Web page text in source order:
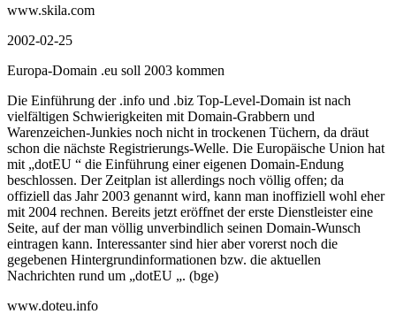
www.skila.com
2002-02-25
Europa-Domain .eu soll 2003 kommen
Die Einführung der .info und .biz Top-Level-Domain ist nach
vielfältigen Schwierigkeiten mit Domain-Grabbern und
Warenzeichen-Junkies noch nicht in trockenen Tüchern, da dräut
schon die nächste Registrierungs-Welle. Die Europäische Union hat
mit „dotEU “ die Einführung einer eigenen Domain-Endung
beschlossen. Der Zeitplan ist allerdings noch völlig offen; da
offiziell das Jahr 2003 genannt wird, kann man inoffiziell wohl eher
mit 2004 rechnen. Bereits jetzt eröffnet der erste Dienstleister eine
Seite, auf der man völlig unverbindlich seinen Domain-Wunsch
eintragen kann. Interessanter sind hier aber vorerst noch die
gegebenen Hintergrundinformationen bzw. die aktuellen
Nachrichten rund um „dotEU „. (bge)
www.doteu.info